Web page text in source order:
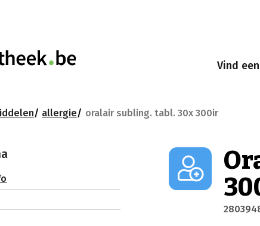
Vind
allergie oralair subling. tabl. 30x 300ir